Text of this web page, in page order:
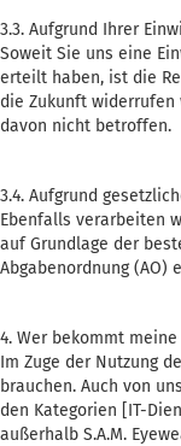
3.3. Aufgrund Ihrer
Soweit Sie uns eine
erteilt haben, ist die
die Zukunft
davon nicht betroffen.
3.4. Aufgrund
Ebenfalls verarbeiten
auf Grundlage der
Abgabenordnung (AO)
4. Wer bekommt meine
Im Zuge der Nutzung
brauchen. Auch von
den Kategorien [IT-
außerhalb S.A.M.